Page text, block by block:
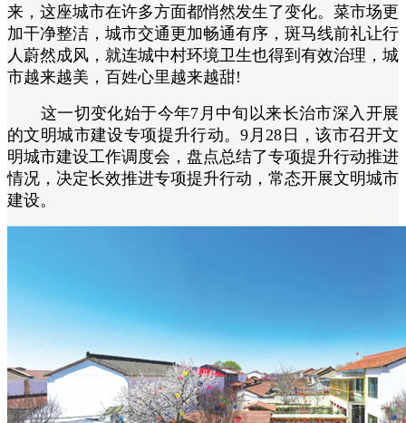
来，这座城市在许多方面都悄然发生了变化。菜市场更
加干净整洁，城市交通更加畅通有序，斑马线前礼让行
人蔚然成风，就连城中村环境卫生也得到有效治理，城
市越来越美，百姓心里越来越甜!
这一切变化始于今年7月中旬以来长治市深入开展
的文明城市建设专项提升行动。9月28日，该市召开文
明城市建设工作调度会，盘点总结了专项提升行动推进
情况，决定长效推进专项提升行动，常态开展文明城市
建设。